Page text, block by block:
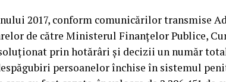
2017, conform comunicărilor transmise
de către Ministerul Finanţelor Publice,
prin hotărâri şi decizii un număr
persoanelor închise în sistemul